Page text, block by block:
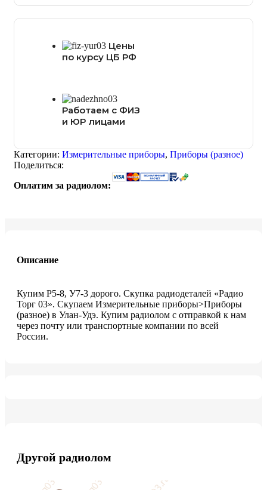
Цены
по курсу ЦБ РФ
Работаем с ФИЗ
и ЮР лицами
Категории: Измерительные приборы, Приборы (разное)
Поделиться:
Оплатим за радиолом:
Описание
Купим Р5-8, У7-3 дорого. Скупка радиодеталей «Радио
Торг 03». Скупаем Измерительные приборы>Приборы
(разное) в Улан-Удэ. Купим радиолом с отправкой к нам
через почту или транспортные компании по всей
России.
Другой радиолом